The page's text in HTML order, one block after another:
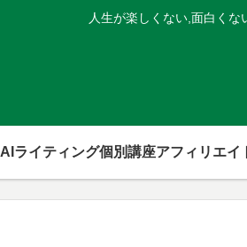
人生が楽しくない,面白くな
AIライティング個別講座